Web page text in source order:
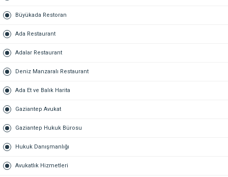
Büyükada Restoran
Ada Restaurant
Adalar Restaurant
Deniz Manzaralı Restaurant
Ada Et ve Balık Harita
Gaziantep Avukat
Gaziantep Hukuk Bürosu
Hukuk Danışmanlığı
Avukatlık Hizmetleri